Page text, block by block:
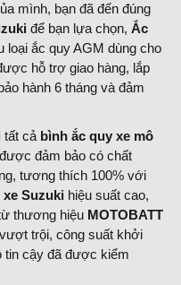
mình, bạn đã đến đúng
để bạn lựa chọn, Ắc
loại ắc quy AGM dùng cho
hỗ trợ giao hàng, lắp
hành 6 tháng và đảm
tất cả bình ắc quy xe mô
đảm bảo có chất
tương thích 100% với
xe Suzuki hiệu suất cao,
thương hiệu MOTOBATT
trội, công suất khởi
tin cậy đã được kiểm